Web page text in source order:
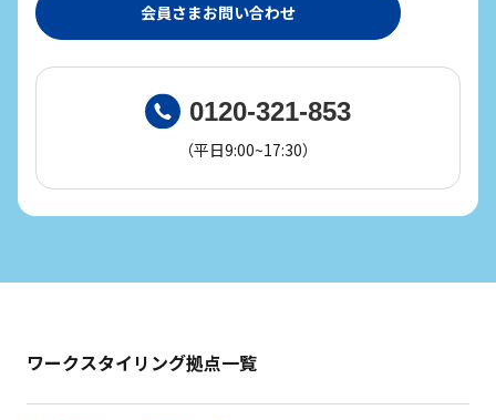
会員さまお問い合わせ
0120-321-853
（平日9:00~17:30）
ワークスタイリング拠点一覧